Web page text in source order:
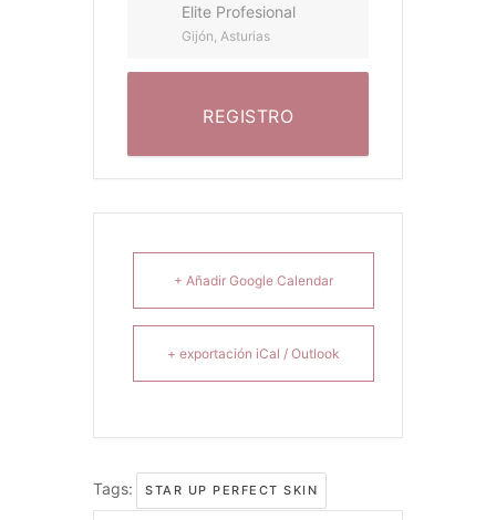
Elite Profesional
Gijón, Asturias
REGISTRO
+ Añadir Google Calendar
+ exportación iCal / Outlook
Tags: STAR UP PERFECT SKIN